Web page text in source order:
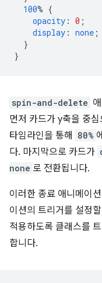
100% {
opacity : 0 ;
display : none ;
}
}
spin-and-delete
먼저 카드가 y축을 중
타임라인을 통해
80%
다. 마지막으로 카드가
none 로 전환됩니다.
이러한 종료 애니메이
이션의 트리거를 설정
적용하도록 클래스를
합니다.